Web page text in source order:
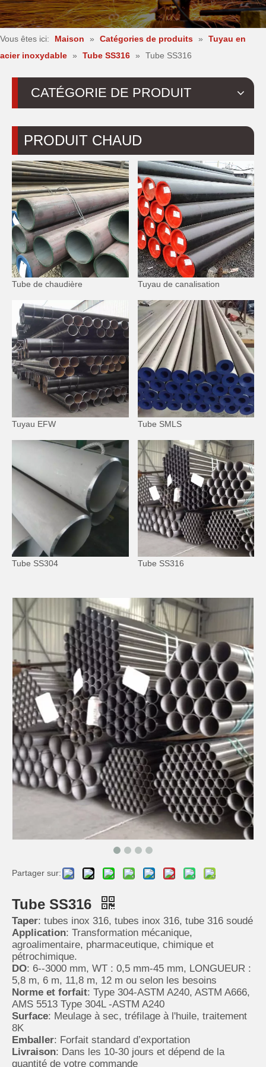
Vous êtes ici: Maison » Catégories de produits »
Tuyau en
acier inoxydable » Tube SS316 » Tube SS316
CATÉGORIE DE PRODUIT
PRODUIT CHAUD
Tube de chaudière Tuyau de canalisation
Tuyau EFW Tube SMLS
Tube SS304 Tube SS316
Partager sur:
Tube SS316
Taper: tubes inox 316, tubes inox 316, tube 316 soudé
Application: Transformation mécanique,
agroalimentaire, pharmaceutique, chimique et
pétrochimique.
DO: 6--3000 mm, WT : 0,5 mm-45 mm, LONGUEUR :
5,8 m, 6 m, 11,8 m, 12 m ou selon les besoins
Norme et forfait: Type 304-ASTM A240, ASTM A666,
AMS 5513 Type 304L -ASTM A240
Surface: Meulage à sec, tréfilage à l'huile, traitement
8K
Emballer: Forfait standard d’exportation
Livraison: Dans les 10-30 jours et dépend de la
quantité de votre commande